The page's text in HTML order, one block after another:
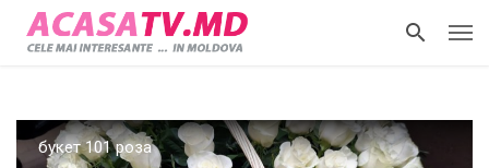
букет 101 роза